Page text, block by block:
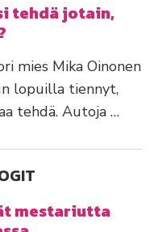
tehdä jotain,
mies Mika Oinonen
lopuilla tiennyt,
tehdä. Autoja …
mestariutta